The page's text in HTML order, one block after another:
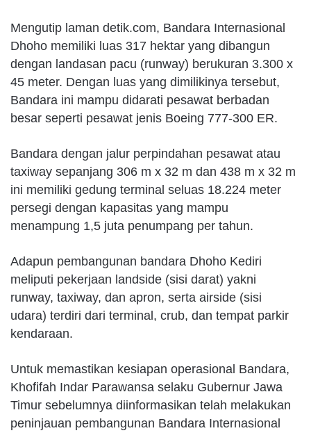
Mengutip laman detik.com, Bandara Internasional
Dhoho memiliki luas 317 hektar yang dibangun
dengan landasan pacu (runway) berukuran 3.300 x
45 meter. Dengan luas yang dimilikinya tersebut,
Bandara ini mampu didarati pesawat berbadan
besar seperti pesawat jenis Boeing 777-300 ER.
Bandara dengan jalur perpindahan pesawat atau
taxiway sepanjang 306 m x 32 m dan 438 m x 32 m
ini memiliki gedung terminal seluas 18.224 meter
persegi dengan kapasitas yang mampu
menampung 1,5 juta penumpang per tahun.
Adapun pembangunan bandara Dhoho Kediri
meliputi pekerjaan landside (sisi darat) yakni
runway, taxiway, dan apron, serta airside (sisi
udara) terdiri dari terminal, crub, dan tempat parkir
kendaraan.
Untuk memastikan kesiapan operasional Bandara,
Khofifah Indar Parawansa selaku Gubernur Jawa
Timur sebelumnya diinformasikan telah melakukan
peninjauan pembangunan Bandara Internasional